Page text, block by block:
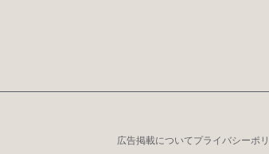
広告掲載についてプライバシーポ